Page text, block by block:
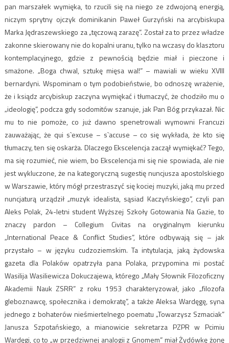
pan marszałek wymięka, to rzucili się na niego ze zdwojoną energią,
niczym sprytny ojczyk dominikanin Paweł Gurzyński na arcybiskupa
Marka Jędraszewskiego za „tęczową zarazę”. Został za to przez władze
zakonne skierowany nie do kopalni uranu, tylko na wczasy do klasztoru
kontemplacyjnego, gdzie z pewnością będzie miał i pieczone i
smażone. „Boga chwal, sztukę mięsa wal!” – mawiali w wieku XVIII
bernardyni. Wspominam o tym podobieństwie, bo odnoszę wrażenie,
że i ksiądz arcybiskup zaczyna wymiękać i tłumaczyć, że chodziło mu o
„ideologię”, podcza gdy sodomitów szanuje, jak Pan Bóg przykazał. Nic
mu to nie pomoże, co już dawno spenetrowali wymowni Francuzi
zauważając, że qui s`excuse – s`accuse – co się wykłada, że kto się
tłumaczy, ten się oskarża. Dlaczego Ekscelencja zaczął wymiękać? Tego,
ma się rozumieć, nie wiem, bo Ekscelencja mi się nie spowiada, ale nie
jest wykluczone, że na kategoryczną sugestię nuncjusza apostolskiego
w Warszawie, który mógł przestraszyć się kociej muzyki, jaką mu przed
nuncjaturą urządził „muzyk idealista, sąsiad Kaczyńskiego”, czyli pan
Aleks Polak, 24-letni student Wyższej Szkoły Gotowania Na Gazie, to
znaczy pardon – Collegium Civitas na oryginalnym kierunku
„International Peace & Conflict Studies”, które odbywają się – jak
przystało – w języku cudzoziemskim. Ta intytulacja, jaką żydowska
gazeta dla Polaków opatrzyła pana Polaka, przypomina mi postać
Wasilija Wasiliewicza Dokuczajewa, którego „Mały Słownik Filozoficzny
Akademii Nauk ZSRR” z roku 1953 charakteryzował, jako „filozofa
gleboznawcę, społecznika i demokratę”, a także Aleksa Wardęgę, syna
jednego z bohaterów nieśmiertelnego poematu „Towarzysz Szmaciak”
Janusza Szpotańskiego, a mianowicie sekretarza PZPR w Pcimiu
Wardęgi, co to „w przedziwnej analogii z Gnomem” miał Żydówkę żonę